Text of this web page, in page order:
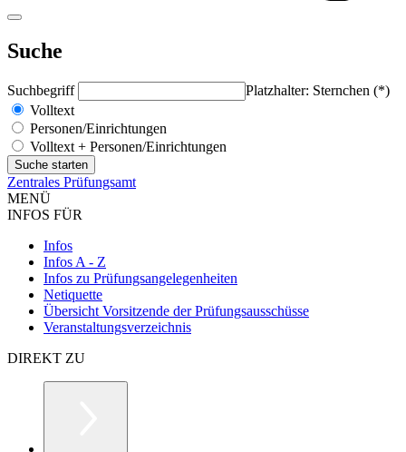
Suche
Suchbegriff
Platzhalter: Sternchen (*)
Volltext
Personen/Einrichtungen
Volltext + Personen/Einrichtungen
Zentrales Prüfungsamt
MENÜ
INFOS FÜR
Infos
Infos A - Z
Infos zu Prüfungsangelegenheiten
Netiquette
Übersicht Vorsitzende der Prüfungsausschüsse
Veranstaltungsverzeichnis
DIREKT ZU